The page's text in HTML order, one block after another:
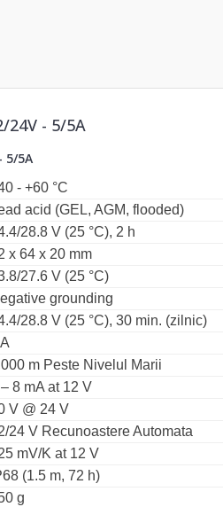
24V - 5/5A
5/5A
- +60 °C
acid (GEL, AGM, flooded)
28.8 V (25 °C), 2 h
x 64 x 20 mm
27.6 V (25 °C)
grounding
28.8 V (25 °C), 30 min. (zilnic)
m Peste Nivelul Marii
8 mA at 12 V
V @ 24 V
24 V Recunoastere Automata
mV/K at 12 V
(1.5 m, 72 h)
g